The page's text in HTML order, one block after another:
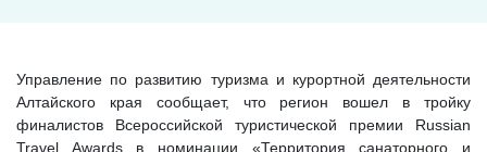
Управление по развитию туризма и курортной деятельности
Алтайского края сообщает, что регион вошел в тройку
финалистов Всероссийской туристической премии Russian
Travel Awards в номинации «Территория санаторного и